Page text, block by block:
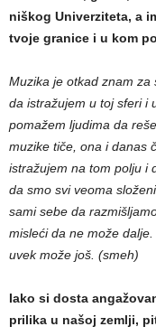
niškog Univerziteta, a
tvoje granice i u kom
Muzika je otkad znam za
da istražujem u toj sferi i
pomažem ljudima da
muzike tiče, ona i danas
istražujem na tom polju i
da smo svi veoma
sami sebe da
misleći da ne može
uvek može još. (smeh)
Iako si dosta
prilika u našoj zemlji,